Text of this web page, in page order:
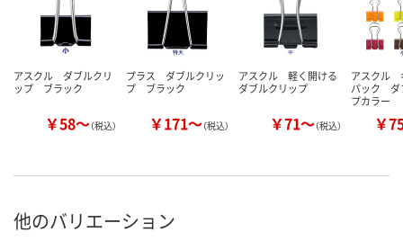
アスクル ダブルクリ
ップ ブラック
￥58～（税込）
プラス ダブルクリッ
プ ブラック
￥171～（税込）
アスクル 軽く開ける
ダブルクリップ
￥71～（税込）
アスクル
パック ダ
プカラー
￥
他のバリエーション